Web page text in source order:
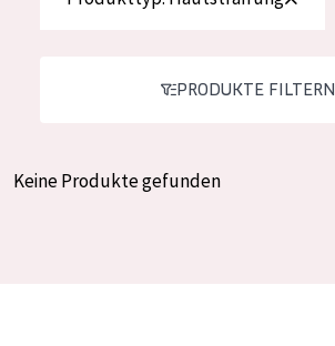
PRODUKTE FILTERN
Keine Produkte gefunden